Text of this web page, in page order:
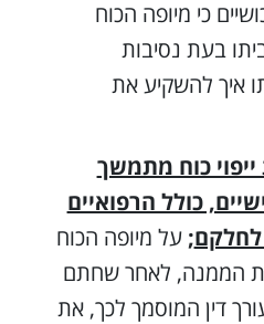
כי מיופה הכוח
בעת נסיבות
איך להשקיע את
כוח מתמשך
כולל הרפואיים
לחלקם;על מיופה הכוח
הממנה, לאחר שחתם
דין המוסמך לכך, את